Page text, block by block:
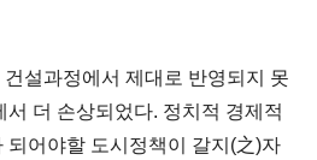
설과정에서 제대로 반영되지 못
서 더 손상되었다. 정치적 경제적
어야할 도시정책이 갈지 (之)자